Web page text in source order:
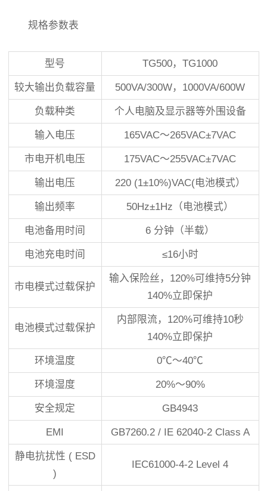
规格参数表
型号 TG500，TG1000
较大输出负载容量 500VA/300W，1000VA/600W
负载种类 个人电脑及显示器等外围设备
输入电压 165VAC～265VAC±7VAC
市电开机电压 175VAC～255VAC±7VAC
输出电压 220 (1±10%)VAC(电池模式）
输出频率 50Hz±1Hz（电池模式）
电池备用时间 6 分钟（半载）
电池充电时间 ≤16小时
市电模式过载保护
输入保险丝，120%可维持5分钟
140%立即保护
电池模式过载保护
内部限流，120%可维持10秒
140%立即保护
环境温度 0℃～40℃
环境湿度 20%～90%
安全规定 GB4943
EMI GB7260.2 / IE 62040-2 Class A
静电抗扰性 ( ESD
)
IEC61000-4-2 Level 4